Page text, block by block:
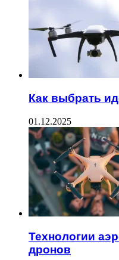
Как выбрать
01.12.2025
Технологии
дронов